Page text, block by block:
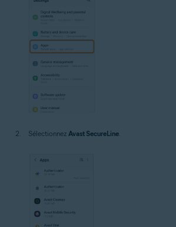
Sélectionnez Avast SecureLine.